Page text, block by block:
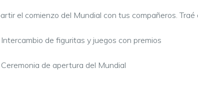
el comienzo del Mundial con tus compañeros.
de figuritas y juegos con premios
de apertura del Mundial